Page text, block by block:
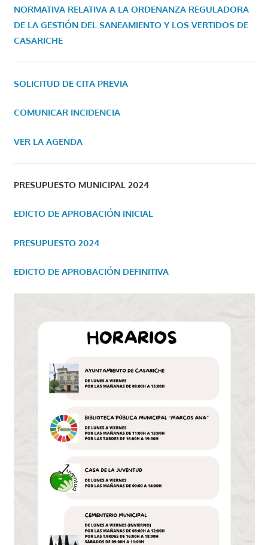
NORMATIVA RELATIVA A LA ORDENANZA REGULADORA
DE LA GESTIÓN DEL SANEAMIENTO Y LOS VERTIDOS DE
CASARICHE
SOLICITUD DE CITA PREVIA
COMUNICAR INCIDENCIA
VER LA AGENDA
PRESUPUESTO MUNICIPAL 2024
EDICTO DE APROBACIÓN INICIAL
PRESUPUESTO 2024
EDICTO DE APROBACIÓN DEFINITIVA